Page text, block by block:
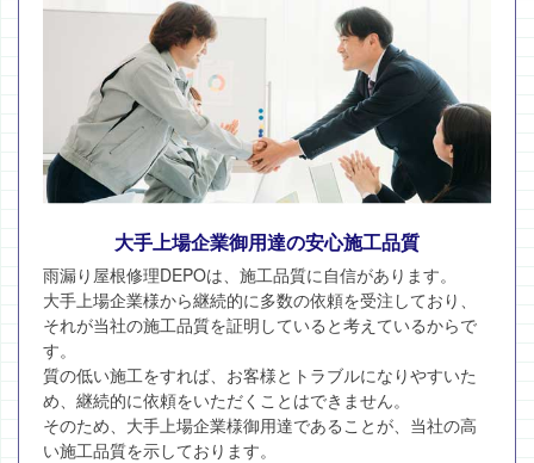
大手上場企業御用達の安心施工品質
雨漏り屋根修理DEPOは、施工品質に自信があります。
大手上場企業様から継続的に多数の依頼を受注しており、
それが当社の施工品質を証明していると考えているからで
す。
質の低い施工をすれば、お客様とトラブルになりやすいた
め、継続的に依頼をいただくことはできません。
そのため、大手上場企業様御用達であることが、当社の高
い施工品質を示しております。